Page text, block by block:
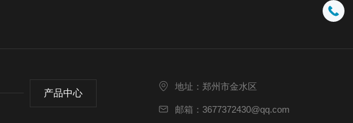
产品中心
地址：郑州市金水区
邮箱：3677372430@qq.com